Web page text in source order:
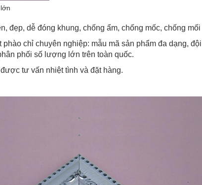
đẹp, dễ đóng khung, chống ẩm, chống mốc, chống mối
phào chỉ chuyên nghiệp: mẫu mã sản phẩm đa dạng,
phối số lượng lớn trên toàn quốc.
tư vấn nhiệt tình và đặt hàng.